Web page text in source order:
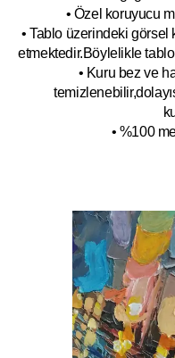
• Özel koruyucu
• Tablo üzerindeki görsel
etmektedir.Böylelikle
• Kuru bez ve
• %100